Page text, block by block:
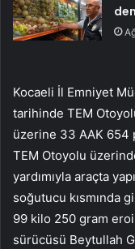
Kocaeli İl Emniyet
tarihinde TEM
üzerine 33 AAK 654
TEM Otoyolu
yardımıyla araçta
soğutucu kısmında
99 kilo 250 gram
sürücüsü Beytullah